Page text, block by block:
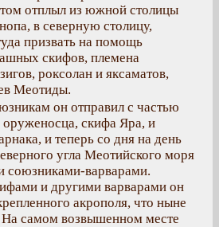
отплыл из южной столицы
в северную столицу,
призвать на помощь
скифов, племена
роксолан и яксаматов,
Меотиды.
он отправил с частью
оруженосца, скифа Яра, и
и теперь со дня на день
угла Меотийского моря
союзниками-варварами.
и другими варварами он
акрополя, что ныне
самом возвышенном месте